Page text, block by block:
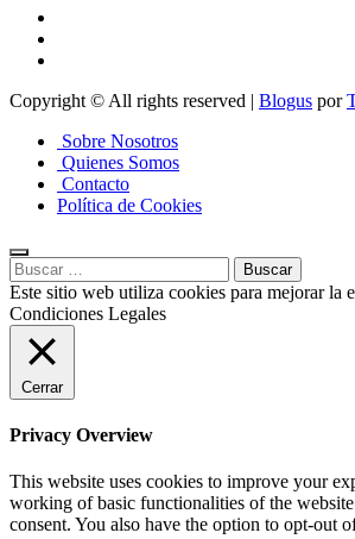
Copyright © All rights reserved | Blogus por
Sobre Nosotros
Quienes Somos
Contacto
Política de Cookies
Buscar:
Este sitio web utiliza cookies para mejorar la
Condiciones Legales
Cerrar
Privacy Overview
This website uses cookies to improve your
working of basic functionalities of the
consent. You also have the option to opt-out